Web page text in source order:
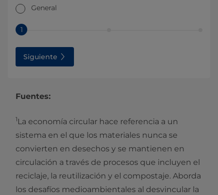
General
1
Siguiente
Fuentes:
1 La economía circular hace referencia a un
sistema en el que los materiales nunca se
convierten en desechos y se mantienen en
circulación a través de procesos que incluyen el
reciclaje, la reutilización y el compostaje. Aborda
los desafíos medioambientales al desvincular la